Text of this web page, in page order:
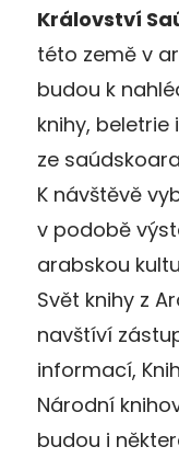
Království
této země v
budou k
knihy,
ze
K návštěvě
v podobě
arabskou
Svět knihy z
navštíví
informací,
Národní
budou i